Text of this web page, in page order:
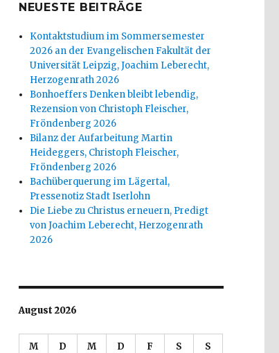
ein Verzeichnis – Pressemitteilung“
NEUESTE BEITRÄGE
Kontaktstudium im Sommersemester
2026 an der Evangelischen Fakultät der
Universität Leipzig, Joachim Leberecht,
Herzogenrath 2026
Bonhoeffers Denken bleibt lebendig,
Rezension von Christoph Fleischer,
Fröndenberg 2026
Bilanz der Aufarbeitung Martin
Heideggers, Christoph Fleischer,
Fröndenberg 2026
Bachüberquerung im Lägertal,
Pressenotiz Stadt Iserlohn
Die Liebe zu Christus erneuern, Predigt
von Joachim Leberecht, Herzogenrath
2026
August 2026
M D M D F S S